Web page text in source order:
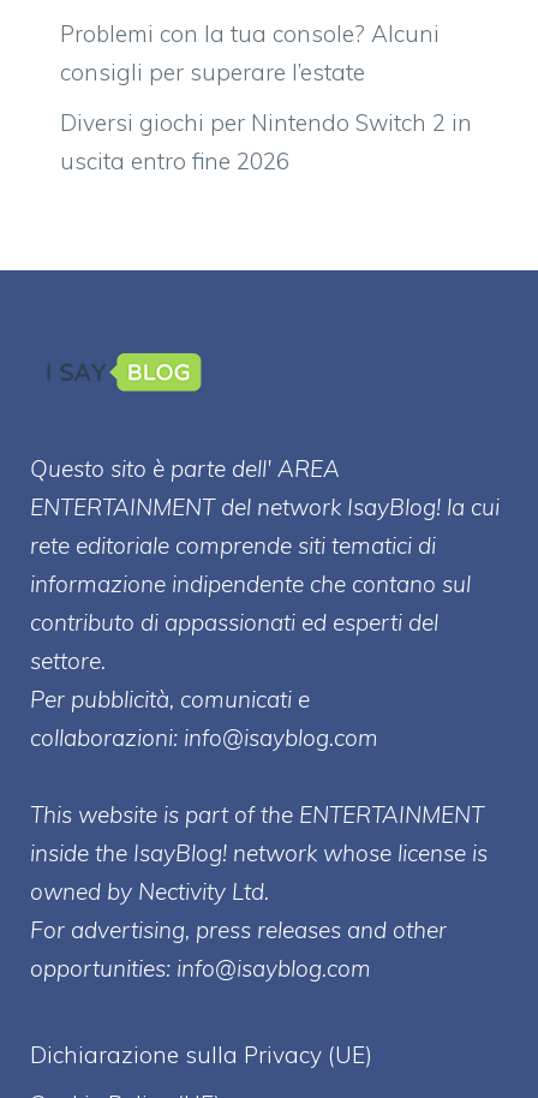
Problemi con la tua console? Alcuni
consigli per superare l’estate
Diversi giochi per Nintendo Switch 2 in
uscita entro fine 2026
Questo sito è parte dell' AREA
ENTERTAINMENT del network IsayBlog! la cui
rete editoriale comprende siti tematici di
informazione indipendente che contano sul
contributo di appassionati ed esperti del
settore.
Per pubblicità, comunicati e
collaborazioni: info@isayblog.com
This website is part of the ENTERTAINMENT
inside the IsayBlog! network whose license is
owned by Nectivity Ltd.
For advertising, press releases and other
opportunities: info@isayblog.com
Dichiarazione sulla Privacy (UE)